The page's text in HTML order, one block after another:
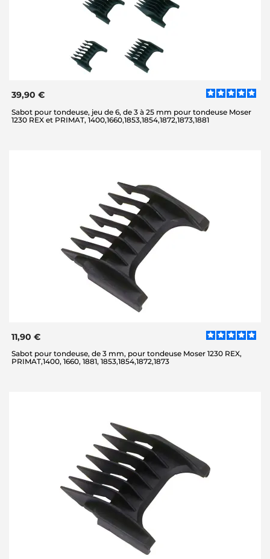
39,90 €
Sabot pour tondeuse, jeu de 6, de 3 à 25 mm pour tondeuse Moser
1230 REX et PRIMAT, 1400,1660,1853,1854,1872,1873,1881
11,90 €
Sabot pour tondeuse, de 3 mm, pour tondeuse Moser 1230 REX,
PRIMAT,1400, 1660, 1881, 1853,1854,1872,1873